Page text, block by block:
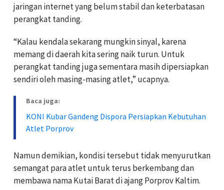
jaringan internet yang belum stabil dan keterbatasan
perangkat tanding.
“Kalau kendala sekarang mungkin sinyal, karena
memang di daerah kita sering naik turun. Untuk
perangkat tanding juga sementara masih dipersiapkan
sendiri oleh masing-masing atlet,” ucapnya.
Baca juga:
KONI Kubar Gandeng Dispora Persiapkan Kebutuhan
Atlet Porprov
Namun demikian, kondisi tersebut tidak menyurutkan
semangat para atlet untuk terus berkembang dan
membawa nama Kutai Barat di ajang Porprov Kaltim.